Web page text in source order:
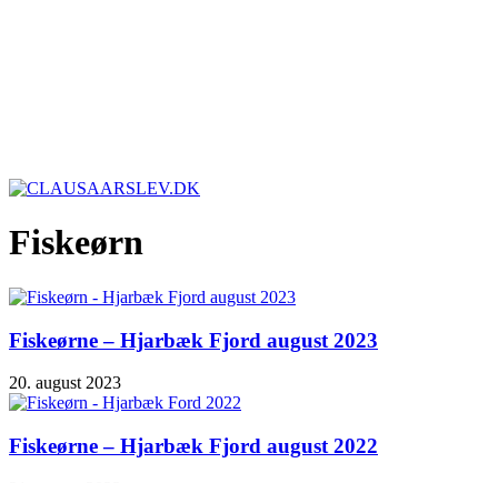
Fiskeørn
Fiskeørne – Hjarbæk Fjord august 2023
20. august 2023
Fiskeørne – Hjarbæk Fjord august 2022